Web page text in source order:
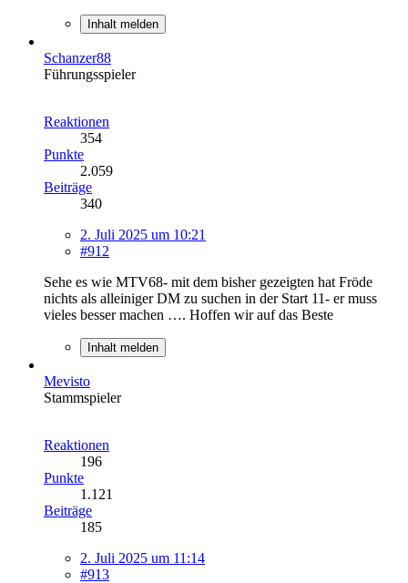
Inhalt melden
Schanzer88
Führungsspieler
Reaktionen
354
Punkte
2.059
Beiträge
340
2. Juli 2025 um 10:21
#912
Sehe es wie MTV68- mit dem bisher gezeigten hat Fröde
nichts als alleiniger DM zu suchen in der Start 11- er muss
vieles besser machen …. Hoffen wir auf das Beste
Inhalt melden
Mevisto
Stammspieler
Reaktionen
196
Punkte
1.121
Beiträge
185
2. Juli 2025 um 11:14
#913